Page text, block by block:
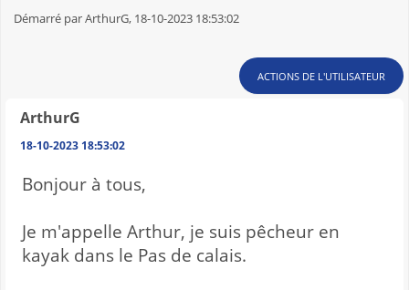
Démarré par ArthurG, 18-10-2023 18:53:02
ACTIONS DE L'UTILISATEUR
ArthurG
18-10-2023 18:53:02
Bonjour à tous,
Je m'appelle Arthur, je suis pêcheur en
kayak dans le Pas de calais.